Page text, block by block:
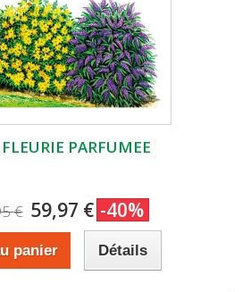
PARFUMEE
€ 59,97 € -40%
panier Détails